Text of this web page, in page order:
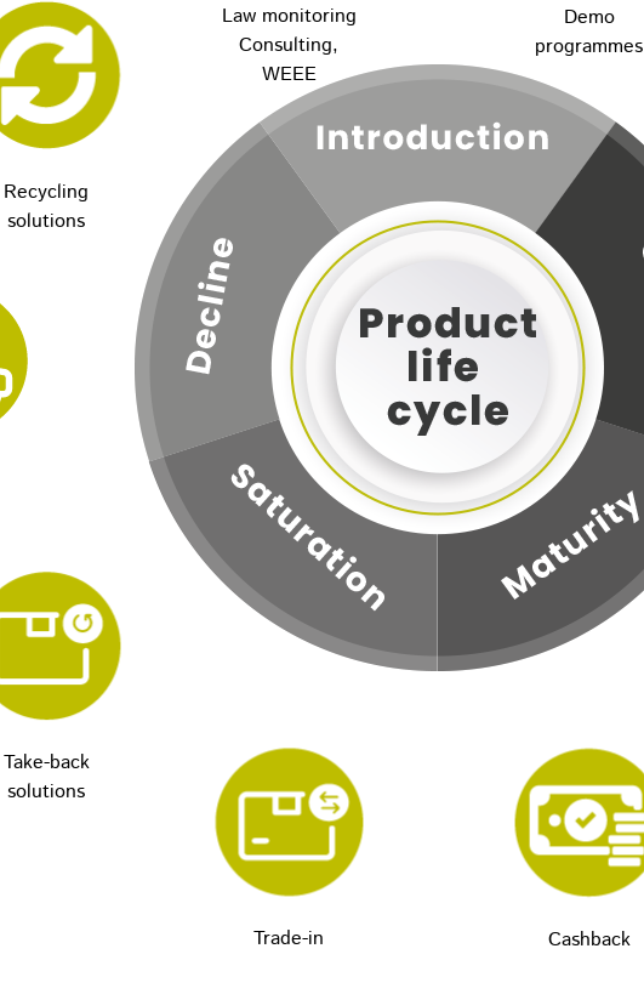
Cashback
Trade-in
Take-back
solutions
Recycling
solutions
Law monitoring
Consulting,
WEEE
Demo
programmes